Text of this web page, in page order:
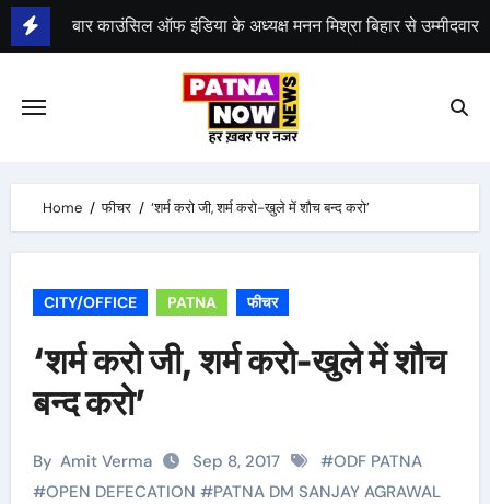
Skip
to
भीम सेना का भारत बंद, राजद का बंद को समर्थन
Home फीचर ‘शर्म करो जी, शर्म करो-खुले में शौच बन्द करो’
CITY/OFFICE PATNA फीचर
‘शर्म करो जी, शर्म करो-खुले में शौच
बन्द करो’
By Amit Verma Sep 8, 2017 #ODF PATNA
#OPEN DEFECATION #PATNA DM SANJAY AGRAWAL